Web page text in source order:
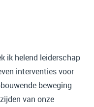
ik helend leiderschap
interventies voor
beweging
van onze